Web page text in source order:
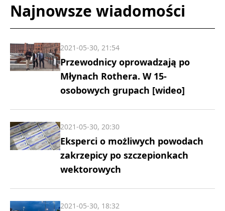
Najnowsze wiadomości
Przewodnicy oprowadzają po
Młynach Rothera. W 15-
osobowych grupach [wideo]
2021-05-30, 21:54
Eksperci o możliwych powodach
zakrzepicy po szczepionkach
wektorowych
2021-05-30, 20:30
2021-05-30, 18:32